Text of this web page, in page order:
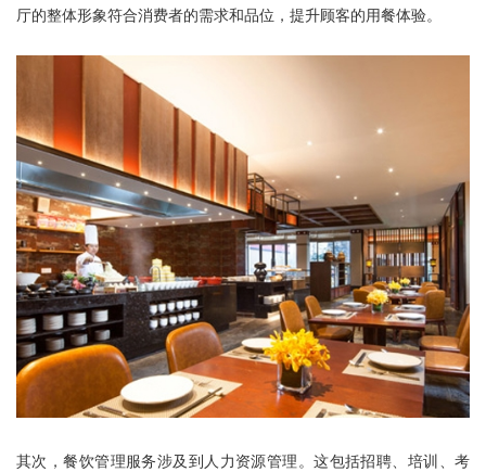
厅的整体形象符合消费者的需求和品位，提升顾客的用餐体验。
其次，餐饮管理服务涉及到人力资源管理。这包括招聘、培训、考